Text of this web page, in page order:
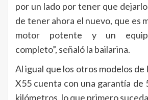
por un lado por tener que
de tener ahora el nuevo, que es
motor potente y un
completo”, señaló la bailarina.
Al igual que los otros modelos de
X55 cuenta con una garantía de
kilómetros, lo que primero